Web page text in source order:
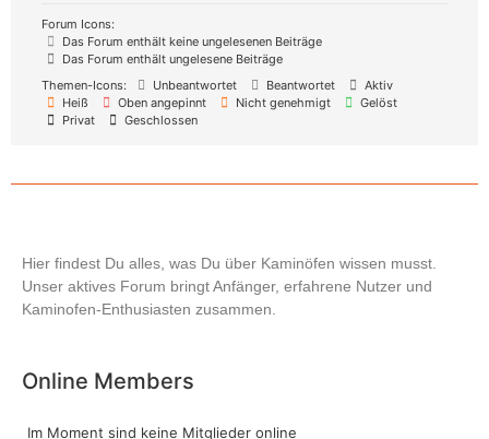
Forum Icons:
Das Forum enthält keine ungelesenen Beiträge
Das Forum enthält ungelesene Beiträge
Themen-Icons:
Unbeantwortet Beantwortet
Aktiv
Heiß
Oben angepinnt Nicht genehmigt
Gelöst
Privat
Geschlossen
Hier findest Du alles, was Du über Kaminöfen wissen musst.
Unser aktives Forum bringt Anfänger, erfahrene Nutzer und
Kaminofen-Enthusiasten zusammen.
Online Members
Im Moment sind keine Mitglieder online